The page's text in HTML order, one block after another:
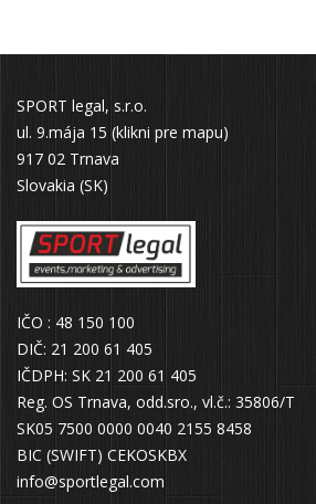
SPORT legal, s.r.o.
ul. 9.mája 15 (klikni pre mapu)
917 02 Trnava
Slovakia (SK)
IČO : 48 150 100
DIČ: 21 200 61 405
IČDPH: SK 21 200 61 405
Reg. OS Trnava, odd.sro., vl.č.: 35806/T
SK05 7500 0000 0040 2155 8458
BIC (SWIFT) CEKOSKBX
info@sportlegal.com